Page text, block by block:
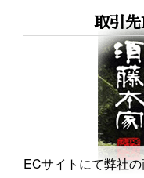
取引
ECサイトにて弊社